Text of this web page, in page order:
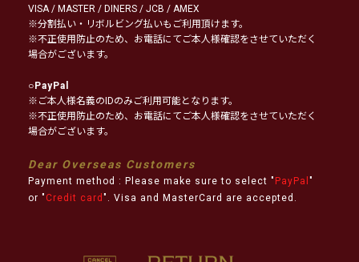
VISA / MASTER / DINERS / JCB / AMEX
※分割払い・リボルビング払いもご利用頂けます。
※不正使用防止のため、お電話にてご本人様確認をさせていただく
場合がございます。
○PayPal
※ご本人様名義のIDのみご利用可能となります。
※不正使用防止のため、お電話にてご本人様確認をさせていただく
場合がございます。
Dear Overseas Customers
Payment method : Please make sure to select " PayPal "
or " Credit card ". Visa and MasterCard are accepted.